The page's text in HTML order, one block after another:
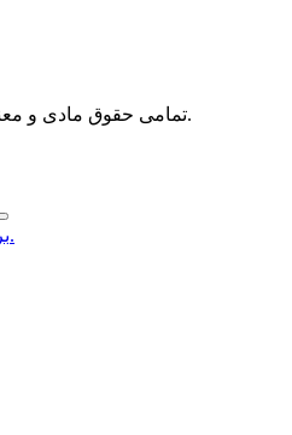
تمامی حقوق مادی و معنوی بلک لایت محفوظ می باشد.
برای محصولات بیشتر کلیک کنید.